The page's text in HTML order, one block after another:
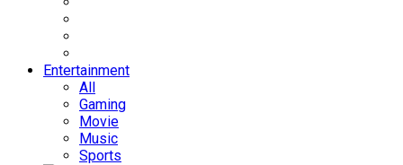
Entertainment
All
Gaming
Movie
Music
Sports